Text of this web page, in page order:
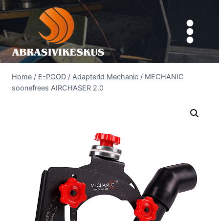
Skip
to
content
Home / E-POOD / Adapterid Mechanic / MECHANIC
soonefrees AIRCHASER 2.0